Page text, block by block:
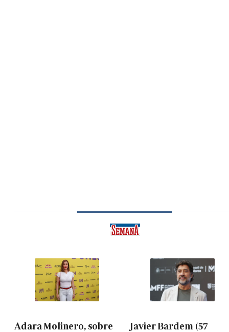
Adara Molinero, sobre
Javier Bardem (57